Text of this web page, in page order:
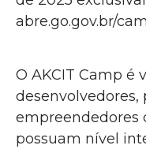
abre.go.gov.br/
O AKCIT Camp é
desenvolvedores,
empreendedores
possuam nível